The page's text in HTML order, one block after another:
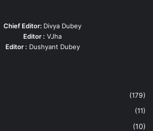
Chief Editor: Divya Dubey
Editor : VJha
Editor : Dushyant Dubey
(179)
(11)
(10)